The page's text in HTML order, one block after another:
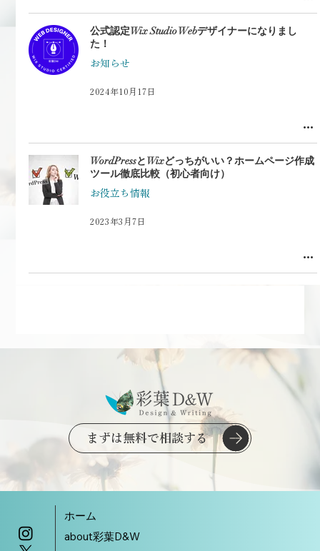
公式認定Wix Studio Webデザイナーになりまし
た！
お知らせ
2024年10月17日
WordPressとWixどっちがいい？ホームページ作成
ツール徹底比較（初心者向け）
お役立ち情報
2023年3月7日
まずは無料で相談する
ホーム
about彩葉D&W